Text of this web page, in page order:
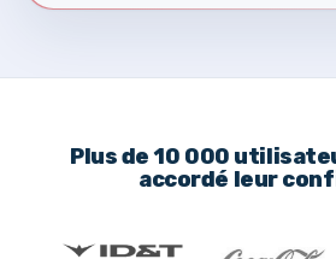
Plus de 10 000
accordé leur